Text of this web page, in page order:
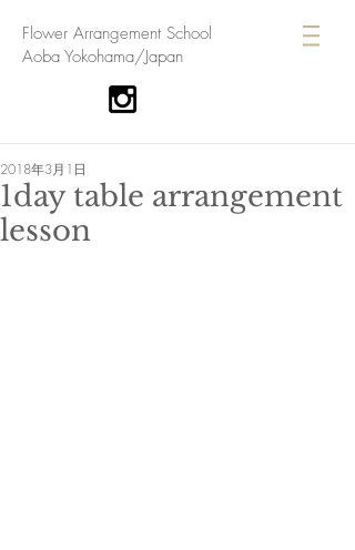
​Flower Arrangement School
Aoba Yokohama/Japan
1day table arrangement
lesson
2018年3月1日